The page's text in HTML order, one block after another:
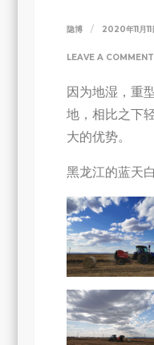
隐博 2020年11月11
LEAVE A COMMENT
因为地湿，重
地，相比之下
大的优势。
黑龙江的蓝天